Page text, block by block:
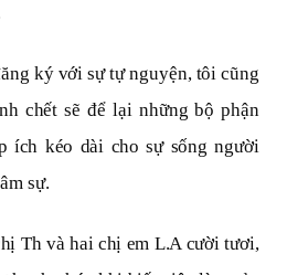
ký với sự tự nguyện, tôi cũng
chết sẽ để lại những bộ phận
ích kéo dài cho sự sống người
sự.
Th và hai chị em L.A cười tươi,